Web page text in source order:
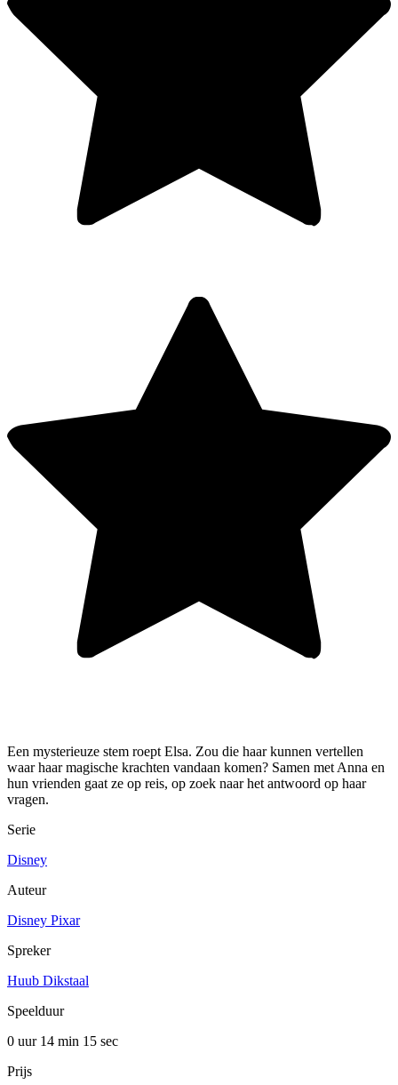
Een mysterieuze stem roept Elsa. Zou die haar kunnen vertellen
waar haar magische krachten vandaan komen? Samen met Anna en
hun vrienden gaat ze op reis, op zoek naar het antwoord op haar
vragen.
Serie
Disney
Auteur
Disney Pixar
Spreker
Huub Dikstaal
Speelduur
0 uur 14 min 15 sec
Prijs